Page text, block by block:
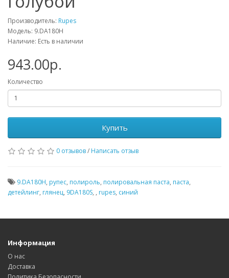
Производитель: Rupes
Модель: 9.DA180H
Наличие: Есть в наличии
943.00р.
Количество
Купить
0 отзывов/ Написать отзыв
9.DA180H, рупес, полироль, полировальная паста, паста,
детейлинг, глянец, 9DA180S, , rupes, синий
Информация
О нас
Доставка